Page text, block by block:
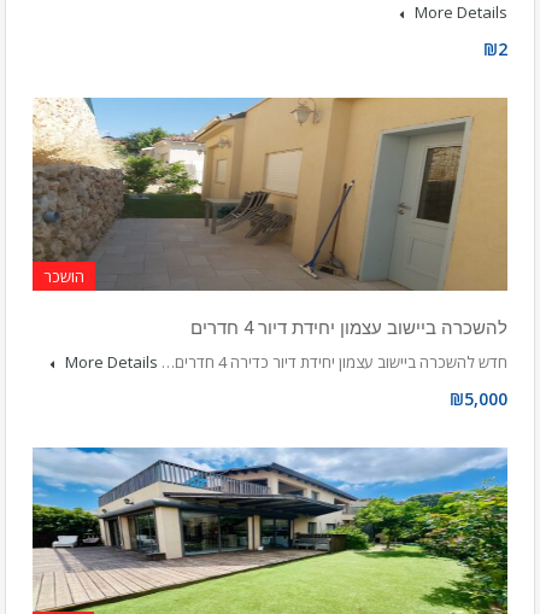
More Details
₪2
הושכר
להשכרה ביישוב עצמון יחידת דיור 4 חדרים
חדש להשכרה ביישוב עצמון יחידת דיור כדירה 4 חדרים…
More Details
₪5,000